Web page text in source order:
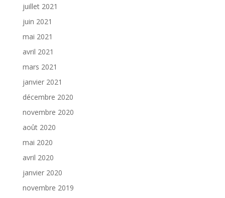
juillet 2021
juin 2021
mai 2021
avril 2021
mars 2021
janvier 2021
décembre 2020
novembre 2020
août 2020
mai 2020
avril 2020
janvier 2020
novembre 2019